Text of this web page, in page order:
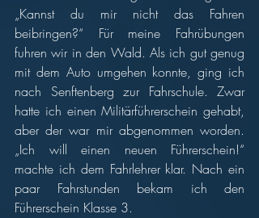
„Kannst du mir nicht das Fahren
beibringen?“ Für meine Fahrübungen
fuhren wir in den Wald. Als ich gut genug
mit dem Auto umgehen konnte, ging ich
nach Senftenberg zur Fahrschule. Zwar
hatte ich einen Militärführerschein gehabt,
aber der war mir abgenommen worden.
„Ich will einen neuen Führerschein!“
machte ich dem Fahrlehrer klar. Nach ein
paar Fahrstunden bekam ich den
Führerschein Klasse 3.